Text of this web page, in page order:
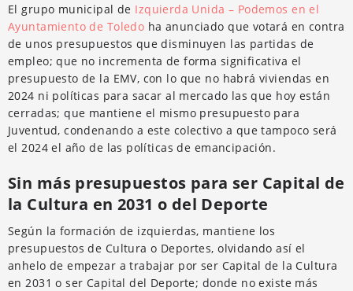
El grupo municipal de Izquierda Unida – Podemos en el
Ayuntamiento de Toledo ha anunciado que votará en contra
de unos presupuestos que disminuyen las partidas de
empleo; que no incrementa de forma significativa el
presupuesto de la EMV, con lo que no habrá viviendas en
2024 ni políticas para sacar al mercado las que hoy están
cerradas; que mantiene el mismo presupuesto para
Juventud, condenando a este colectivo a que tampoco será
el 2024 el año de las políticas de emancipación.
Sin más presupuestos para ser Capital de
la Cultura en 2031 o del Deporte
Según la formación de izquierdas, mantiene los
presupuestos de Cultura o Deportes, olvidando así el
anhelo de empezar a trabajar por ser Capital de la Cultura
en 2031 o ser Capital del Deporte; donde no existe más